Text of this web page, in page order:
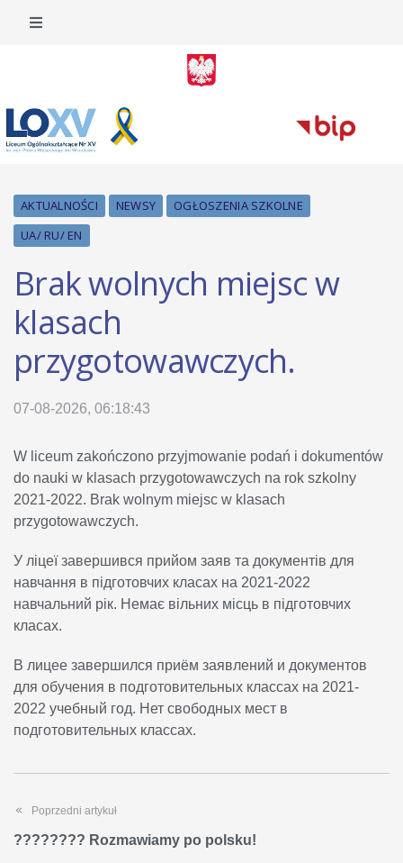
AKTUALNOŚCI NEWSY
OGŁOSZENIA SZKOLNE
UA/ RU/ EN
Brak wolnych miejsc w
klasach
przygotowawczych.
07-08-2026, 06:18:43
W liceum zakończono przyjmowanie podań i dokumentów
do nauki w klasach przygotowawczych na rok szkolny
2021-2022. Brak wolnym miejsc w klasach
przygotowawczych.
У ліцеї завершився прийом заяв та документів для
навчання в підготовчих класах на 2021-2022
навчальний рік. Немає вільних місць в підготовчих
класах.
В лицее завершился приём заявлений и документов
для обучения в подготовительных классах на 2021-
2022 учебный год. Нет свободных мест в
подготовительных классах.
Poprzedni artykuł
???????? Rozmawiamy po polsku!